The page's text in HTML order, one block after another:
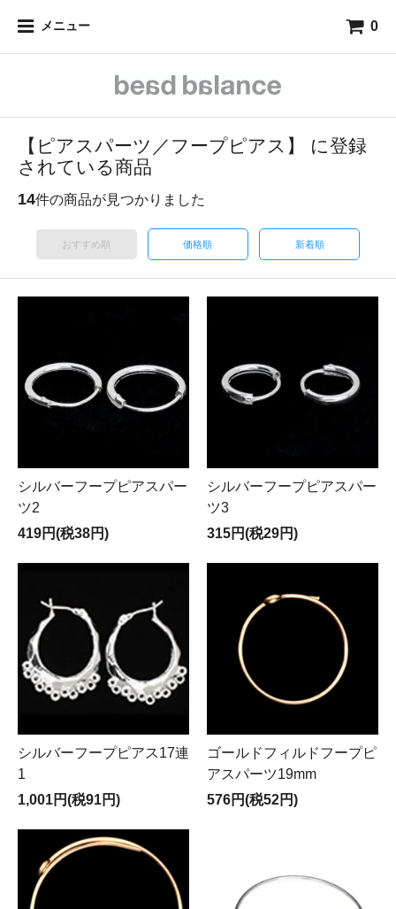
メニュー 0
【ピアスパーツ／フープピアス】 に登録
されている商品
14件の商品が見つかりました
おすすめ順 価格順 新着順
シルバーフープピアスパー
ツ2
419円(税38円)
シルバーフープピアスパー
ツ3
315円(税29円)
シルバーフープピアス17連
1
1,001円(税91円)
ゴールドフィルドフープピ
アスパーツ19mm
576円(税52円)